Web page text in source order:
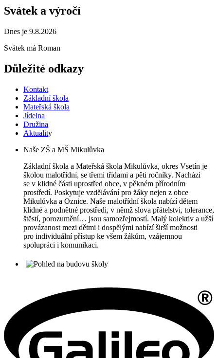
Svátek a výročí
Dnes je 9.8.2026
Svátek má Roman
Důležité odkazy
Kontakt
Základní škola
Mateřská škola
Jídelna
Družina
Aktuality
Naše ZŠ a MŠ Mikulůvka
Základní škola a Mateřská škola Mikulůvka, okres Vsetín je
školou malotřídní, se třemi třídami a pěti ročníky. Nachází
se v klidné části uprostřed obce, v pěkném přírodním
prostředí. Poskytuje vzdělávání pro žáky nejen z obce
Mikulůvka a Oznice. Naše malotřídní škola nabízí dětem
klidné a podnětné prostředí, v němž slova přátelství, tolerance,
štěstí, porozumění… jsou samozřejmostí. Malý kolektiv a užší
provázanost mezi dětmi i dospělými nabízí širší možnosti
pro individuální přístup ke všem žákům, vzájemnou
spolupráci i komunikaci.